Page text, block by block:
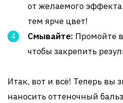
от желаемого
тем ярче цвет!
Смывайте: Промойте
чтобы закрепить
Итак, вот и всё! Теперь вы
наносить оттеночный